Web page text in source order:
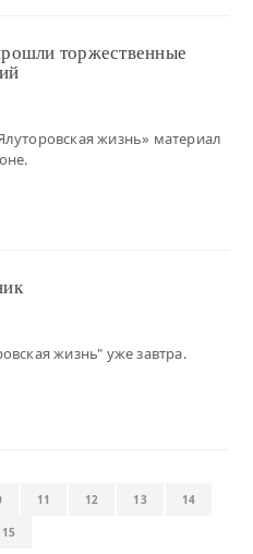
торжественные
жизнь» материал
жизнь" уже завтра.
11 12 13 14
15